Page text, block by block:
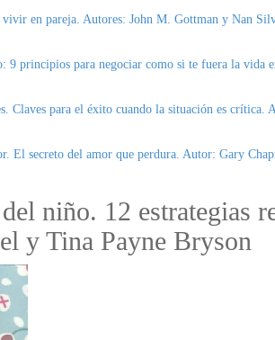
en pareja. Autores: John M. Gottman y Nan
9 principios para negociar como si te fuera la vida
Claves para el éxito cuando la situación es
El secreto del amor que perdura. Autor: Gary
niño. 12 estrategias
y Tina Payne Bryson